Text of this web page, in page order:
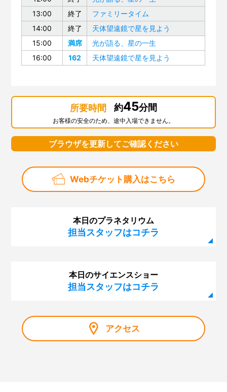
13:00
終了
ファミリータイム
14:00
終了
天体望遠鏡で星を見よう
15:00
満席
光が語る、星の一生
16:00
162 天体望遠鏡で星を見よう
所要時間 約45分間
お客様の安全のため、途中入場できません。
ブラウザを更新してご確認ください
Webチケット購入はこちら
本日のプラネタリウム
担当スタッフはコチラ
本日のサイエンスショー
担当スタッフはコチラ
アクセス